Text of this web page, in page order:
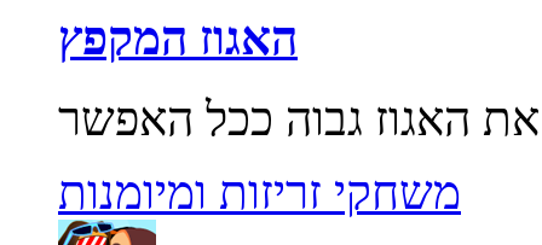
האגוז המקפץ
משחקי זריזות ומיומנות